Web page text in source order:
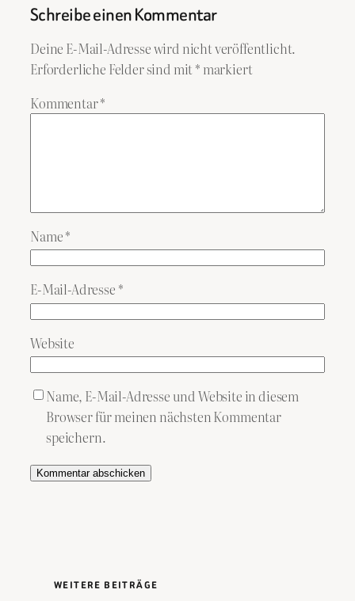
Schreibe einen Kommentar
Deine E-Mail-Adresse wird nicht veröffentlicht.
Erforderliche Felder sind mit* markiert
Kommentar*
Name*
E-Mail-Adresse *
Website
Name, E-Mail-Adresse und Website in diesem
Browser für meinen nächsten Kommentar
speichern.
WEITERE BEITRÄGE